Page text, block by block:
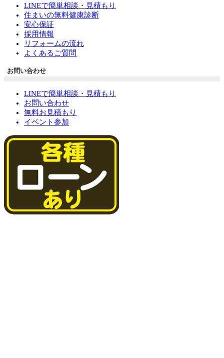
LINEで簡単相談・見積もり
住まいの無料健康診断
安心保証
採用情報
リフォームの流れ
よくあるご質問
お問い合わせ
LINEで簡単相談・見積もり
お問い合わせ
無料お見積もり
イベント参加